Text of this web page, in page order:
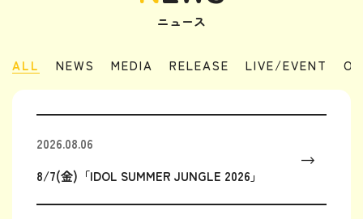
ニュース
ALL NEWS MEDIA RELEASE LIVE/EVENT
2026.08.06
8/7(金)「IDOL SUMMER JUNGLE 2026」